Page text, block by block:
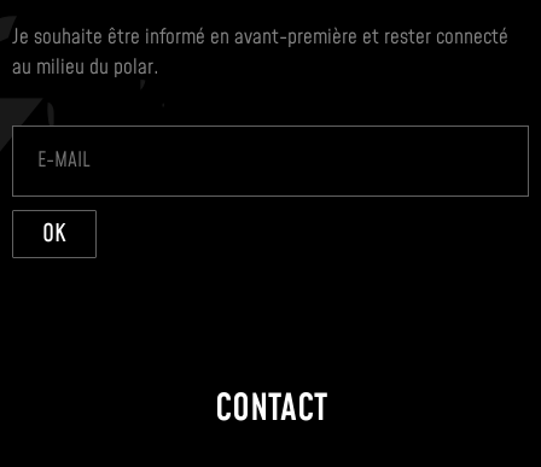
Je souhaite être informé en avant-première et rester connecté
au milieu du polar.
OK
CONTACT